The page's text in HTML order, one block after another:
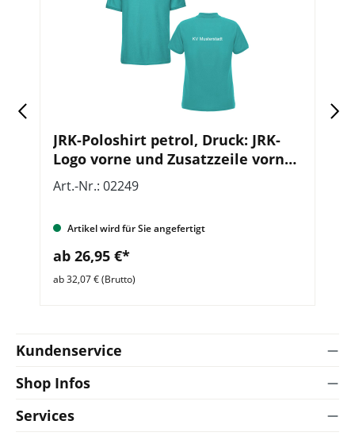
JRK-Poloshirt petrol, Druck: JRK-
Logo vorne und Zusatzzeile vorn
und hinten
Art.-Nr.: 02249
Artikel wird für Sie angefertigt
ab 26,95 €*
ab 32,07 € (Brutto)
Kundenservice
Shop Infos
Services